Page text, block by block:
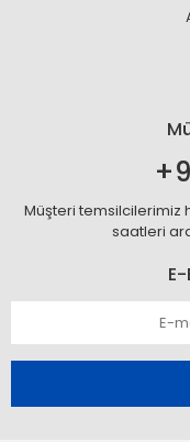
Müşteri temsilcilerimiz
saatleri